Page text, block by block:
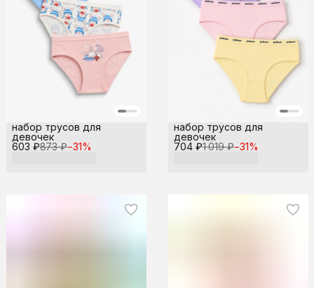
603 ₽873 ₽−31%
набор трусов для
девочек
704 ₽1 019 ₽−31%
набор трусов для
девочек